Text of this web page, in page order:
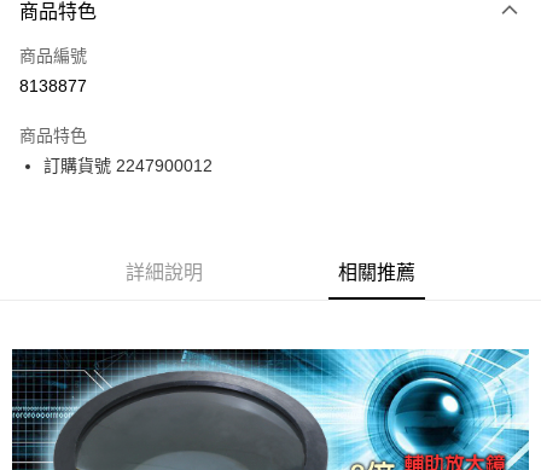
Apple Pay
ATM付款
郵寄到府(台灣本島適用)
每筆NT$180，滿NT$2,000(含以上)免運費
商品特色
商品編號
8138877
商品特色
訂購貨號 2247900012
詳細說明 相關推薦